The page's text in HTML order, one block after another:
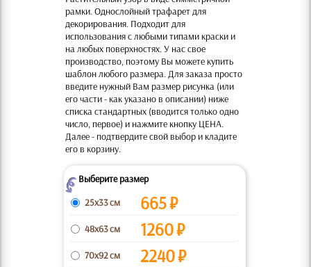
рамки. Однослойный трафарет для
декорирования. Подходит для
использования с любыми типами краски и
на любых поверхностях. У нас свое
производство, поэтому Вы можете купить
шаблон любого размера. Для заказа просто
введите нужный Вам размер рисунка (или
его части - как указано в описании) ниже
списка стандартных (вводится только одно
число, первое) и нажмите кнопку ЦЕНА.
Далее - подтвердите свой выбор и кладите
его в корзину.
ZВыберите размер
25x33 см
665₽
48x63 см 1260₽
70x92 см 2240₽